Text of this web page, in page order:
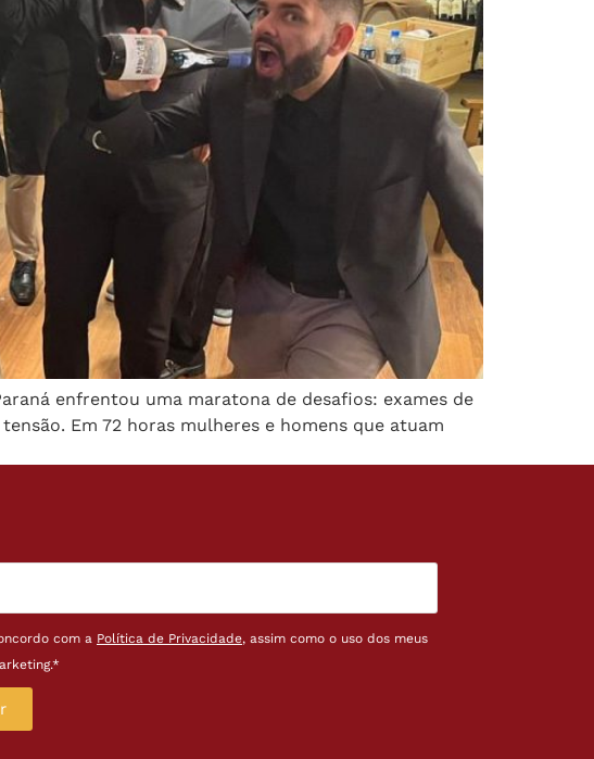
enfrentou uma maratona de desafios: exames de
Em 72 horas mulheres e homens que atuam
com a Política de Privacidade, assim como o uso dos meus